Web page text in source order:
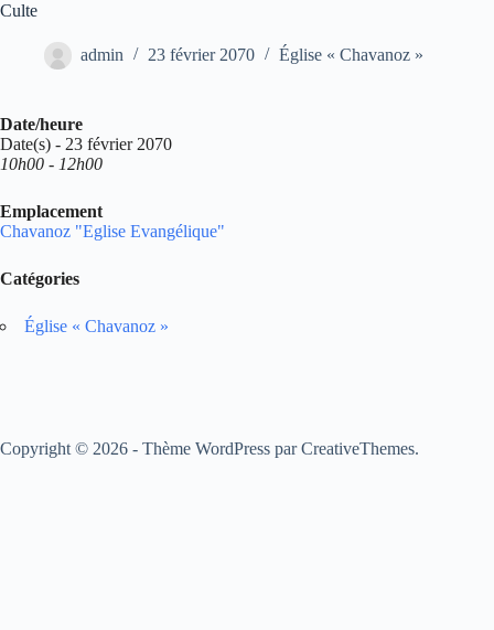
Culte
admin 23 février 2070 Église « Chavanoz »
Date/heure
Date(s) - 23 février 2070
10h00 - 12h00
Emplacement
Chavanoz "Eglise Evangélique"
Catégories
Église « Chavanoz »
Copyright © 2026 - Thème WordPress parCreativeThemes.